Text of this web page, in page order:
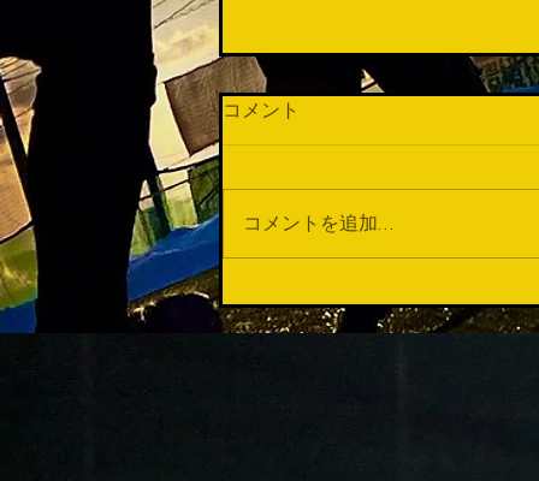
会
コメント
コメントを追加…